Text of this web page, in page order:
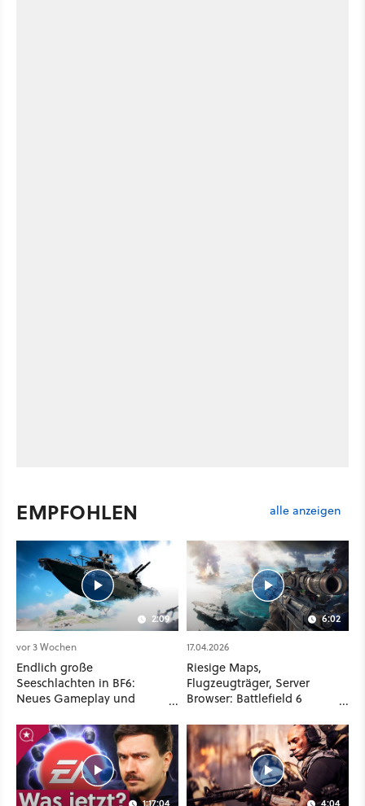
EMPFOHLEN alle anzeigen
2:09
vor 3 Wochen
Endlich große
Seeschlachten in BF6:
Neues Gameplay und
größten Map
6:02
17.04.2026
Riesige Maps,
Flugzeugträger, Server
Browser: Battlefield 6
Fan-Träume
1:17:04 4:04